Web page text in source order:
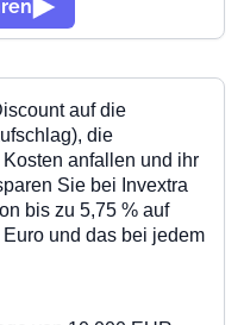
auf die
die
anfallen und ihr
Sie bei Invextra
bis zu 5,75 % auf
und das bei jedem